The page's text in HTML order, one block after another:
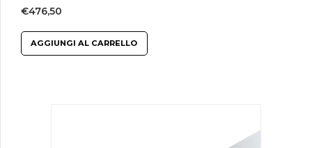
€476,50
AGGIUNGI AL CARRELLO